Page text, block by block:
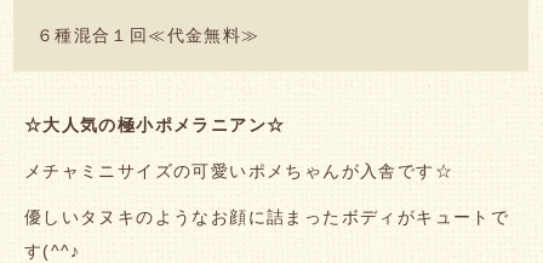
６種混合１回≪代金無料≫
☆大人気の極小ポメラニアン☆
メチャミニサイズの可愛いポメちゃんが入舎です☆
優しいタヌキのようなお顔に詰まったボディがキュートで
す(^^♪